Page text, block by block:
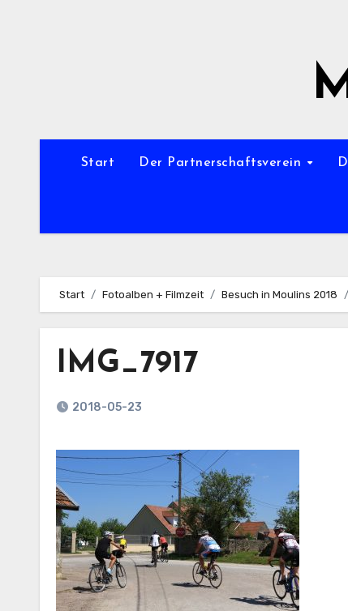
Start Der Partnerschaftsverein
Start Fotoalben + Filmzeit Besuch in Moulins 2018
IMG_7917
2018-05-23